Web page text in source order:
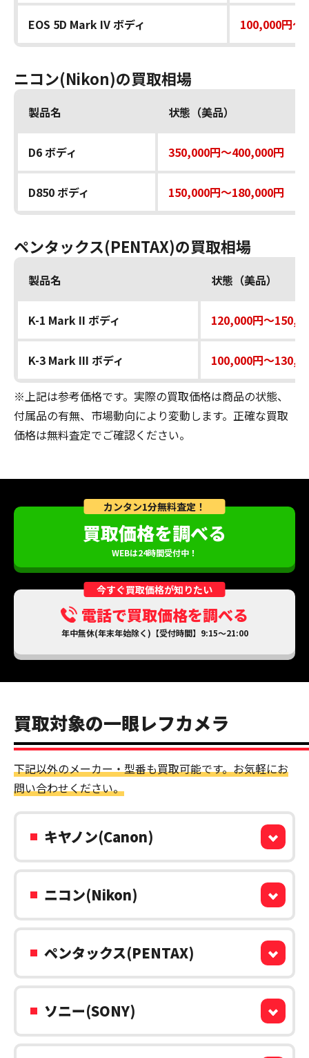
EOS 5D Mark IV ボディ 100,000円～
ニコン(Nikon)の買取相場
製品名 状態（美品）
D6 ボディ 350,000円～400,000円
D850 ボディ 150,000円～180,000円
ペンタックス(PENTAX)の買取相場
製品名 状態（美品）
K-1 Mark II ボディ 120,000円～
K-3 Mark III ボディ 100,000円～
※上記は参考価格です。実際の買取価格は商品の状態、
付属品の有無、市場動向により変動します。正確な買取
価格は無料査定でご確認ください。
カンタン1分無料査定！
買取価格を調べる
WEBは24時間受付中！
今すぐ買取価格が知りたい
電話で買取価格を調べる
年中無休(年末年始除く)【受付時間】9:15～21:00
買取対象の一眼レフカメラ
下記以外のメーカー・型番も買取可能です。お気軽にお
問い合わせください。
キヤノン(Canon)
ニコン(Nikon)
ペンタックス(PENTAX)
ソニー(SONY)